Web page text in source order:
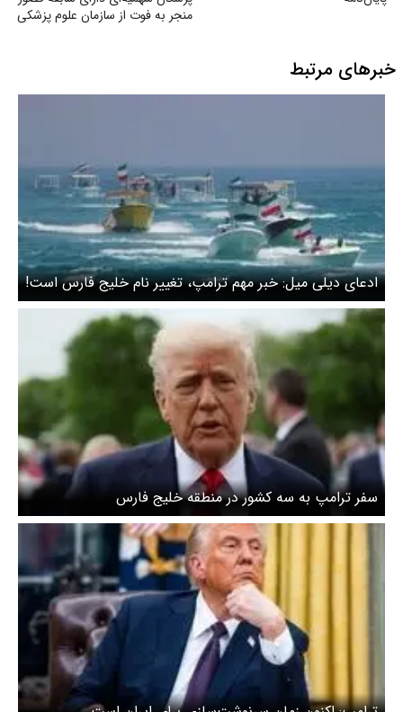
منجر به فوت از سازمان علوم پزشکی
خبرهای مرتبط
ادعای دیلی میل: خبر مهم ترامپ، تغییر نام خلیج فارس است!
سفر ترامپ به سه کشور در منطقه خلیج فارس